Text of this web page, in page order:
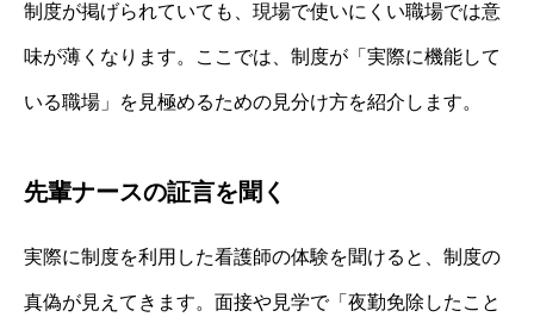
制度が掲げられていても、現場で使いにくい職場では意
味が薄くなります。ここでは、制度が「実際に機能して
いる職場」を見極めるための見分け方を紹介します。
先輩ナースの証言を聞く
実際に制度を利用した看護師の体験を聞けると、制度の
真偽が見えてきます。面接や見学で「夜勤免除したこと